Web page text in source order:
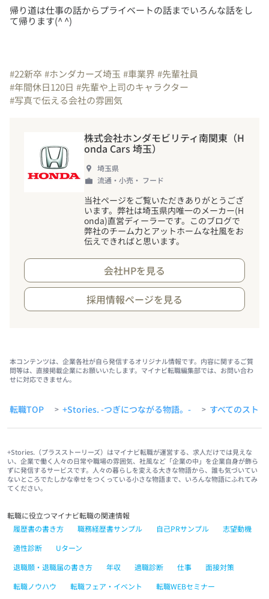
帰り道は仕事の話からプライベートの話までいろんな話をし
て帰ります(^ ^)
#22新卒 #ホンダカーズ埼玉 #車業界 #先輩社員
#年間休日120日 #先輩や上司のキャラクター
#写真で伝える会社の雰囲気
株式会社ホンダモビリティ南関東（H
onda Cars 埼玉）
埼玉県
流通・小売・ フード
当社ページをご覧いただきありがとうござ
います。弊社は埼玉県内唯一のメーカー(H
onda)直営ディーラーです。このブログで
弊社のチーム力とアットホームな社風をお
伝えできればと思います。
会社HPを見る
採用情報ページを見る
本コンテンツは、企業各社が自ら発信するオリジナル情報です。内容に関するご質
問等は、直接掲載企業にお願いいたします。マイナビ転職編集部では、お問い合わ
せに対応できません。
転職TOP > +Stories. -つぎにつながる物語。- > すべてのスト
+Stories.（プラスストーリーズ）はマイナビ転職が運営する、求人だけでは見えな
い、企業で働く人々の日常や職場の雰囲気、社風など「企業の中」を企業自身が飾ら
ずに発信するサービスです。人々の暮らしを変える大きな物語から、誰も気づいてい
ないところでたしかな幸せをつくっている小さな物語まで、いろんな物語にふれてみ
てください。
転職に役立つマイナビ転職の関連情報
履歴書の書き方
職務経歴書サンプル 自己PRサンプル
志望動機
適性診断
Uターン
退職願・退職届の書き方
年収 適職診断 仕事
面接対策
転職ノウハウ
転職フェア・イベント 転職WEBセミナー